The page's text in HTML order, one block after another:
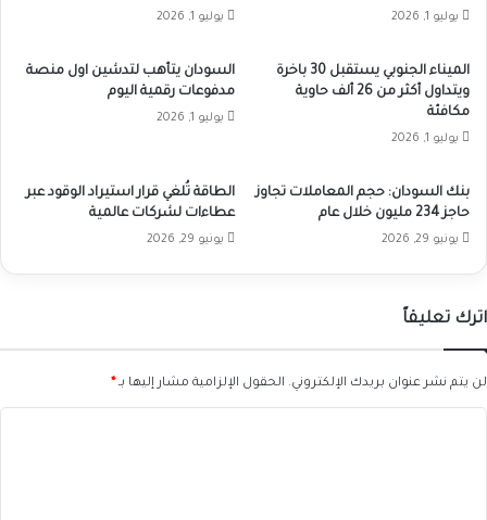
يوليو 1, 2026 يوليو 1, 2026
الميناء الجنوبي يستقبل 30 باخرة
ويتداول أكثر من 26 ألف حاوية
مكافئة
يوليو 1, 2026
السودان يتأهب لتدشين اول منصة
مدفوعات رقمية اليوم
يوليو 1, 2026
بنك السودان: حجم المعاملات تجاوز
حاجز 234 مليون خلال عام
يونيو 29, 2026
الطاقة تُلغي قرار استيراد الوقود عبر
عطاءات لشركات عالمية
يونيو 29, 2026
اترك تعليقاً
لن يتم نشر عنوان بريدك الإلكتروني. الحقول الإلزامية مشار إليها بـ*